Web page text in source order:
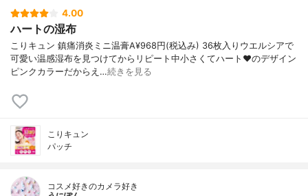
4.00
ハートの湿布
こりキュン 鎮痛消炎ミニ温膏A¥968円(税込み) 36枚入りウエルシアで
可愛い温感湿布を見つけてからリピート中小さくてハート♥️のデザイン
ピンクカラーだからえ…続きを見る
こりキュン
パッチ
コスメ好きのカメラ好き